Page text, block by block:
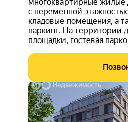
с переменной
кладовые помещения, а
паркинг. На территории
площадки, гостевая